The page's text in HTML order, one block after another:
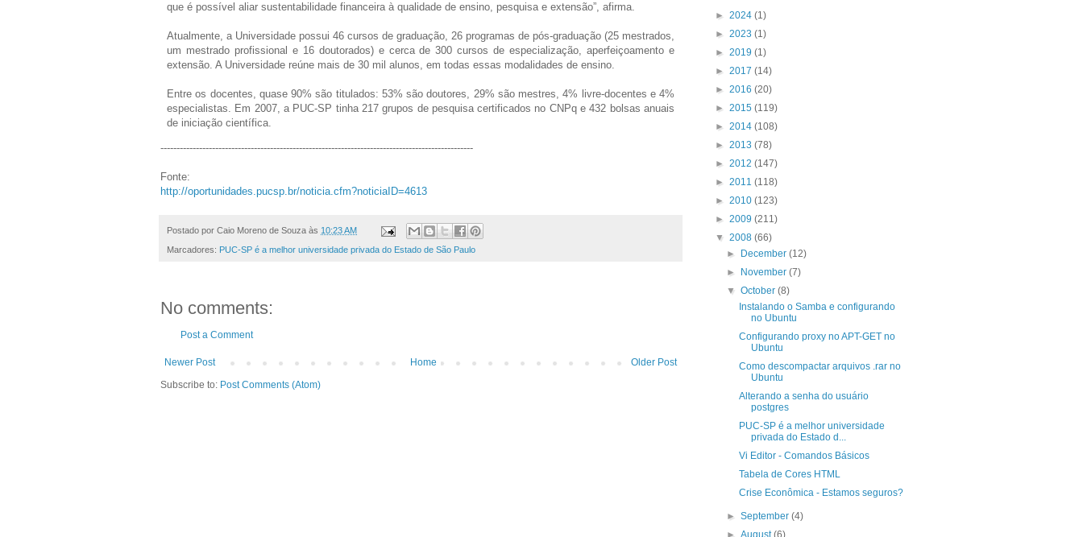
que é possível aliar sustentabilidade financeira à qualidade de ensino, pesquisa e extensão”, afirma.
Atualmente, a Universidade possui 46 cursos de graduação, 26 programas de pós-graduação (25 mestrados,
um mestrado profissional e 16 doutorados) e cerca de 300 cursos de especialização, aperfeiçoamento e
extensão. A Universidade reúne mais de 30 mil alunos, em todas essas modalidades de ensino.
Entre os docentes, quase 90% são titulados: 53% são doutores, 29% são mestres, 4% livre-docentes e 4%
especialistas. Em 2007, a PUC-SP tinha 217 grupos de pesquisa certificados no CNPq e 432 bolsas anuais
de iniciação científica.
-------------------------------------------------------------------------------------------------
Fonte:
http://oportunidades.pucsp.br/noticia.cfm?noticiaID=4613
Postado por Caio Moreno de Souza às 10:23 AM
Marcadores: PUC-SP é a melhor universidade privada do Estado de São Paulo
No comments:
Post a Comment
Newer Post Older Post
Home
Subscribe to: Post Comments (Atom)
► 2024 (1)
► 2023 (1)
► 2019 (1)
► 2017 (14)
► 2016 (20)
► 2015 (119)
► 2014 (108)
► 2013 (78)
► 2012 (147)
► 2011 (118)
► 2010 (123)
► 2009 (211)
▼ 2008 (66)
►
December(12)
►
November(7)
▼October(8)
Instalando o Samba e configurando
no Ubuntu
Configurando proxy no APT-GET no
Ubuntu
Como descompactar arquivos .rar no
Ubuntu
Alterando a senha do usuário
postgres
PUC-SP é a melhor universidade
privada do Estado d...
Vi Editor - Comandos Básicos
Tabela de Cores HTML
Crise Econômica - Estamos seguros?
►September(4)